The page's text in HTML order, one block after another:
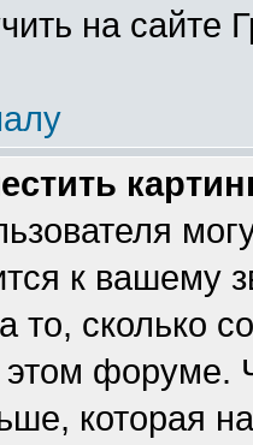
на сайте
к вашему
то, сколько
этом форуме.
которая